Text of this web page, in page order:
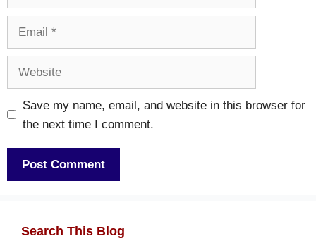
Save my name, email, and website in this browser for
the next time I comment.
Search This Blog